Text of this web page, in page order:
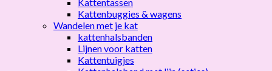
Kattenbuggies & wagens
Wandelen met je kat
kattenhalsbanden
Lijnen voor katten
Kattentuigjes